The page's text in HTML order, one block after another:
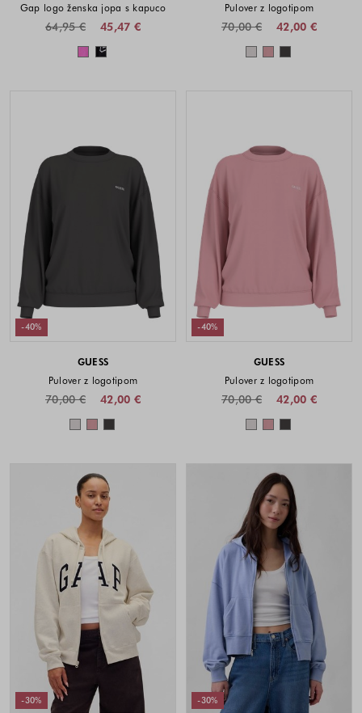
Gap logo ženska jopa s kapuco
45,47 €
64,95 €
Barve na voljo
Pulover z logotipom
42,00 €
70,00 €
Barve na voljo
-40%
GUESS
Pulover z logotipom
42,00 €
70,00 €
Barve na voljo
-40%
GUESS
Pulover z logotipom
42,00 €
70,00 €
Barve na voljo
-30% -30%